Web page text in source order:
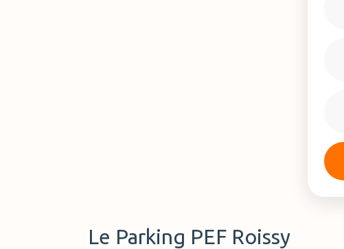
Le Parking PEF Roissy